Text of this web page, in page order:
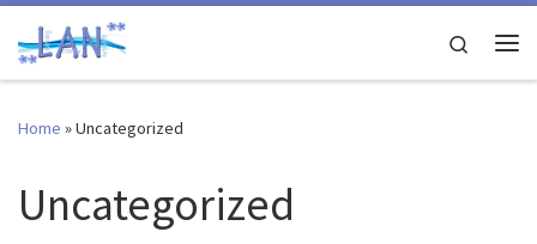
Skip to content
Search
Home »Uncategorized
Uncategorized